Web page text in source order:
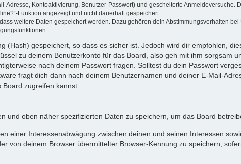
Adresse, Kontoaktivierung, Benutzer-Passwort) und gescheiterte Anmeldeversuche.
Funktion angezeigt und nicht dauerhaft gespeichert.
weitere Daten gespeichert werden. Dazu gehören dein Abstimmungsverhalten
(Hash) gespeichert, so dass es sicher ist. Jedoch wird dir empfohlen,
zu deinem Benutzerkonto für das Board, also geh mit ihm sorgsam
nach deinem Passwort fragen. Solltest du dein Passwort
fragt dich dann nach deinem Benutzernamen und deiner E-Mail-
Board zugreifen kannst.
und oben näher spezifizierten Daten zu speichern, um das Board
einer Interessenabwägung zwischen deinen und seinen Interessen
von deinem Browser übermittelter Browser-Kennung zu speichern,